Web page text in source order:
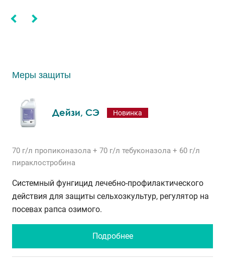
Меры защиты
Дейзи, СЭ Новинка
70 г/л пропиконазола + 70 г/л тебуконазола + 60 г/л
пираклостробина
Системный фунгицид лечебно-профилактического
действия для защиты сельхозкультур, регулятор на
посевах рапса озимого.
Подробнее